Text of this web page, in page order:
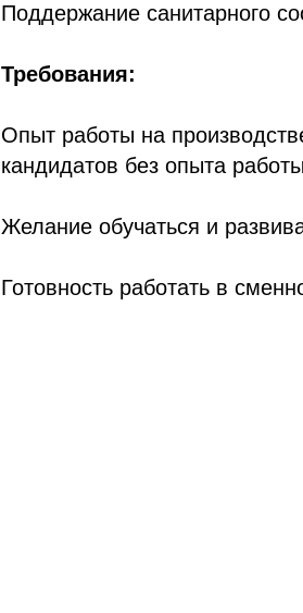
Поддержание санитарного
Требования:
Опыт работы на
кандидатов без опыта
Желание обучаться и
Готовность работать в